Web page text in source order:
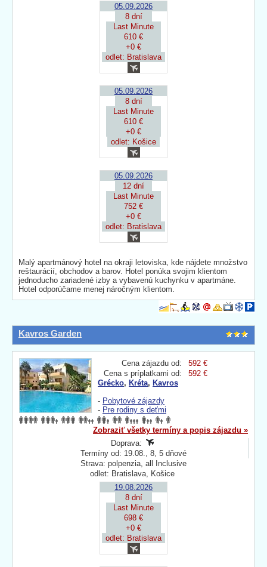
05.09.2026
8 dní
Last Minute
610 €
+0 €
odlet: Bratislava
05.09.2026
8 dní
Last Minute
610 €
+0 €
odlet: Košice
05.09.2026
12 dní
Last Minute
752 €
+0 €
odlet: Bratislava
Malý apartmánový hotel na okraji letoviska, kde nájdete množstvo
reštaurácií, obchodov a barov. Hotel ponúka svojim klientom
jednoducho zariadené izby a vybavenú kuchynku v apartmáne.
Hotel odporúčame menej náročným klientom.
Kavros Garden
Cena zájazdu od:
592 €
Cena s príplatkami od:
592 €
Grécko, Kréta, Kavros
- Pobytové zájazdy
- Pre rodiny s deťmi
Zobraziť všetky termíny a popis zájazdu »
Doprava:
Termíny od: 19.08., 8, 5 dňové
Strava: polpenzia, all Inclusive
odlet: Bratislava, Košice
19.08.2026
8 dní
Last Minute
698 €
+0 €
odlet: Bratislava